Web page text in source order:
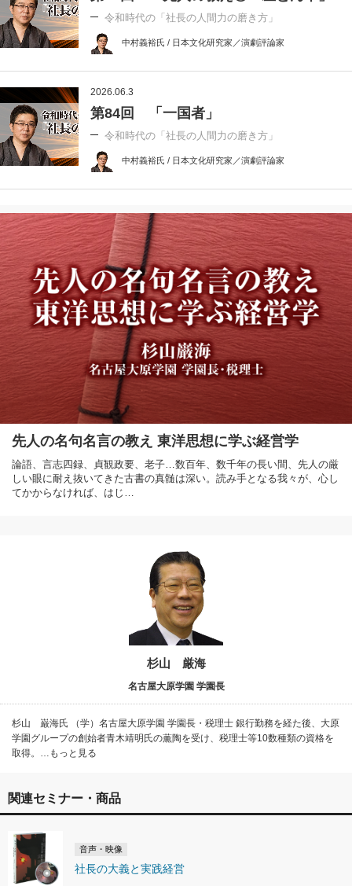
令和時代の「社長の人間力の磨き方」
中村義裕氏 / 日本文化研究家／演劇評論家
2026.06.3
第84回 「一国者」
令和時代の「社長の人間力の磨き方」
中村義裕氏 / 日本文化研究家／演劇評論家
先人の名句名言の教え 東洋思想に学ぶ経営学
論語、言志四録、貞観政要、老子…数百年、数千年の長い間、先人の厳
しい眼に耐え抜いてきた古書の真髄は深い。読み手となる我々が、心し
てかからなければ、はじ…
杉山 厳海
名古屋大原学園 学園長
杉山 巌海氏 （学）名古屋大原学園 学園長・税理士 銀行勤務を経た後、大原
学園グループの創始者青木靖明氏の薫陶を受け、税理士等10数種類の資格を
取得。…もっと見る
関連セミナー・商品
音声・映像
社長の大義と実践経営